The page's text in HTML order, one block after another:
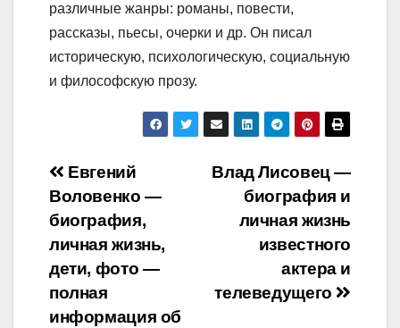
различные жанры: романы, повести,
рассказы, пьесы, очерки и др. Он писал
историческую, психологическую, социальную
и философскую прозу.
Навигация
по
записям
Влад Лисовец —
биография и
личная жизнь
известного
актера и
телеведущего
Евгений
Воловенко —
биография,
личная жизнь,
дети, фото —
полная
информация об